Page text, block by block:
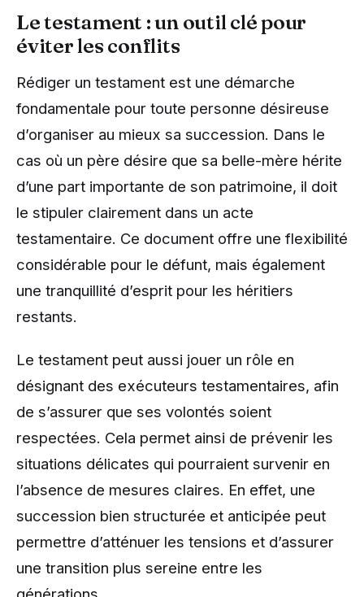
Le testament : un outil clé pour
éviter les conflits
Rédiger un testament est une démarche
fondamentale pour toute personne désireuse
d’organiser au mieux sa succession. Dans le
cas où un père désire que sa belle-mère hérite
d’une part importante de son patrimoine, il doit
le stipuler clairement dans un acte
testamentaire. Ce document offre une flexibilité
considérable pour le défunt, mais également
une tranquillité d’esprit pour les héritiers
restants.
Le testament peut aussi jouer un rôle en
désignant des exécuteurs testamentaires, afin
de s’assurer que ses volontés soient
respectées. Cela permet ainsi de prévenir les
situations délicates qui pourraient survenir en
l’absence de mesures claires. En effet, une
succession bien structurée et anticipée peut
permettre d’atténuer les tensions et d’assurer
une transition plus sereine entre les